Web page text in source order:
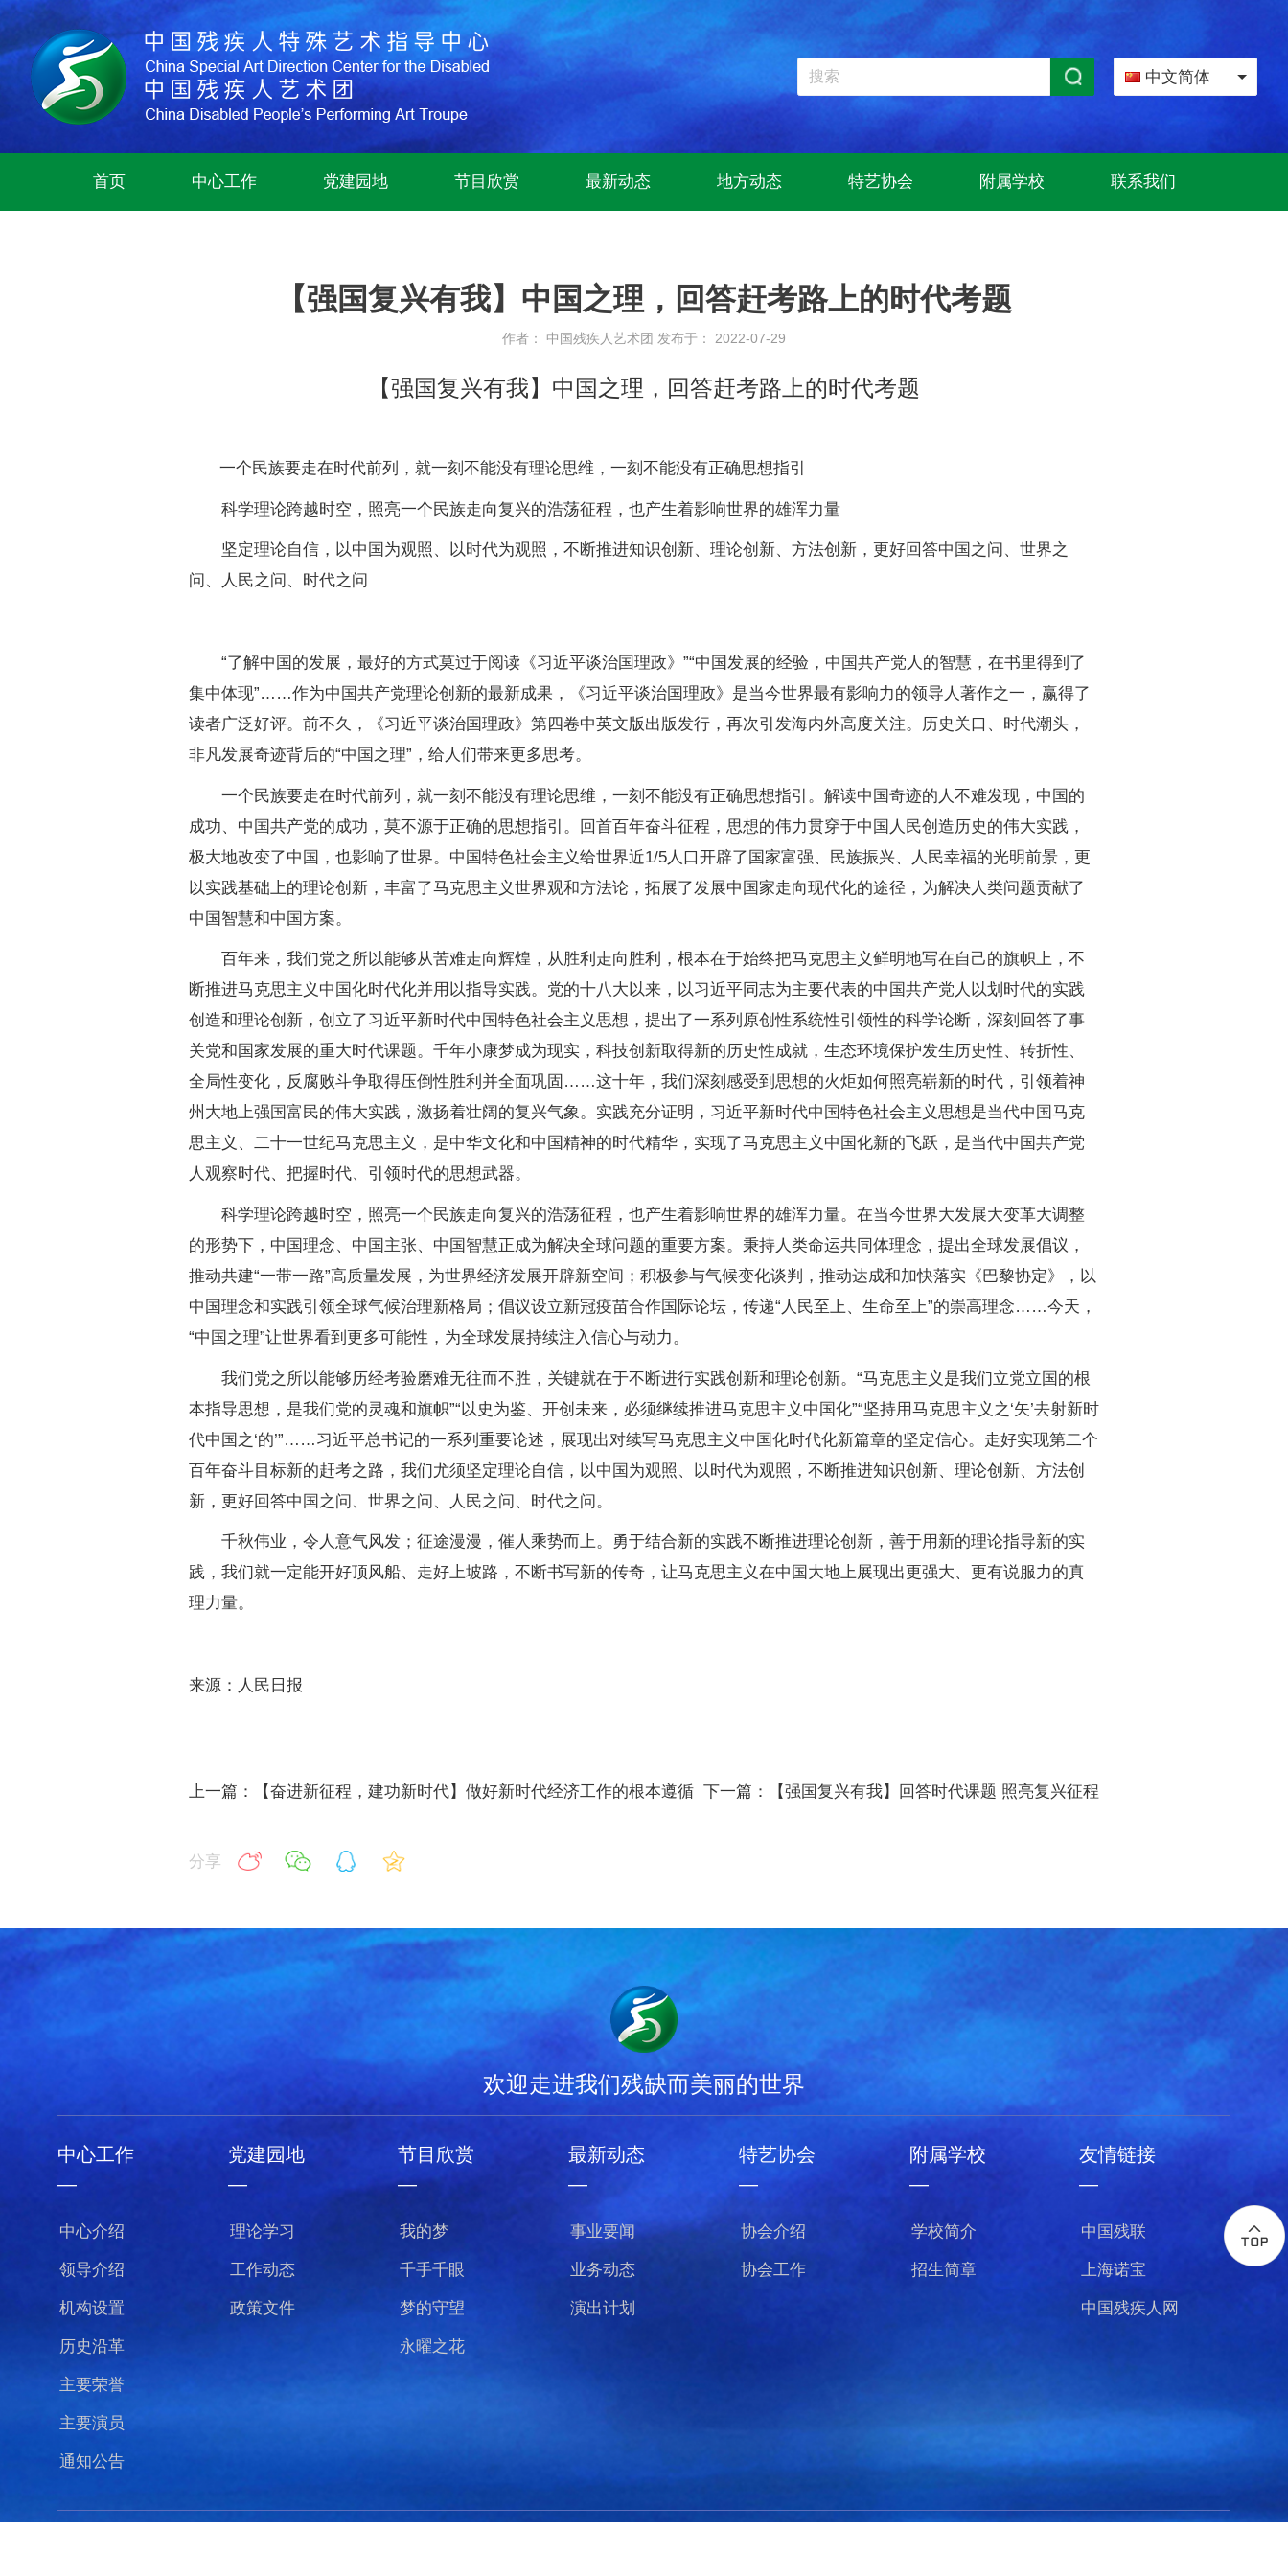
中文简体
首页 中心工作 党建园地 节目欣赏 最新动态 地方动态 特艺协会 附属学校 联系我们
【强国复兴有我】中国之理，回答赶考路上的时代考题
作者： 中国残疾人艺术团 发布于： 2022-07-29
【强国复兴有我】中国之理，回答赶考路上的时代考题
一个民族要走在时代前列，就一刻不能没有理论思维，一刻不能没有正确思想指引
科学理论跨越时空，照亮一个民族走向复兴的浩荡征程，也产生着影响世界的雄浑力量
坚定理论自信，以中国为观照、以时代为观照，不断推进知识创新、理论创新、方法创新，更好回答中国之问、世界之
问、人民之问、时代之问
“了解中国的发展，最好的方式莫过于阅读《习近平谈治国理政》”“中国发展的经验，中国共产党人的智慧，在书里得到了
集中体现”……作为中国共产党理论创新的最新成果，《习近平谈治国理政》是当今世界最有影响力的领导人著作之一，赢得了
读者广泛好评。前不久，《习近平谈治国理政》第四卷中英文版出版发行，再次引发海内外高度关注。历史关口、时代潮头，
非凡发展奇迹背后的“中国之理”，给人们带来更多思考。
一个民族要走在时代前列，就一刻不能没有理论思维，一刻不能没有正确思想指引。解读中国奇迹的人不难发现，中国的
成功、中国共产党的成功，莫不源于正确的思想指引。回首百年奋斗征程，思想的伟力贯穿于中国人民创造历史的伟大实践，
极大地改变了中国，也影响了世界。中国特色社会主义给世界近1/5 人口开辟了国家富强、民族振兴、人民幸福的光明前景，更
以实践基础上的理论创新，丰富了马克思主义世界观和方法论，拓展了发展中国家走向现代化的途径，为解决人类问题贡献了
中国智慧和中国方案。
百年来，我们党之所以能够从苦难走向辉煌，从胜利走向胜利，根本在于始终把马克思主义鲜明地写在自己的旗帜上，不
断推进马克思主义中国化时代化并用以指导实践。党的十八大以来，以习近平同志为主要代表的中国共产党人以划时代的实践
创造和理论创新，创立了习近平新时代中国特色社会主义思想，提出了一系列原创性系统性引领性的科学论断，深刻回答了事
关党和国家发展的重大时代课题。千年小康梦成为现实，科技创新取得新的历史性成就，生态环境保护发生历史性、转折性、
全局性变化，反腐败斗争取得压倒性胜利并全面巩固……这十年，我们深刻感受到思想的火炬如何照亮崭新的时代，引领着神
州大地上强国富民的伟大实践，激扬着壮阔的复兴气象。实践充分证明，习近平新时代中国特色社会主义思想是当代中国马克
思主义、二十一世纪马克思主义，是中华文化和中国精神的时代精华，实现了马克思主义中国化新的飞跃，是当代中国共产党
人观察时代、把握时代、引领时代的思想武器。
科学理论跨越时空，照亮一个民族走向复兴的浩荡征程，也产生着影响世界的雄浑力量。在当今世界大发展大变革大调整
的形势下，中国理念、中国主张、中国智慧正成为解决全球问题的重要方案。秉持人类命运共同体理念，提出全球发展倡议，
推动共建“一带一路”高质量发展，为世界经济发展开辟新空间；积极参与气候变化谈判，推动达成和加快落实《巴黎协定》，以
中国理念和实践引领全球气候治理新格局；倡议设立新冠疫苗合作国际论坛，传递“人民至上、生命至上”的崇高理念……今天，
“中国之理”让世界看到更多可能性，为全球发展持续注入信心与动力。
我们党之所以能够历经考验磨难无往而不胜，关键就在于不断进行实践创新和理论创新。“马克思主义是我们立党立国的根
本指导思想，是我们党的灵魂和旗帜”“以史为鉴、开创未来，必须继续推进马克思主义中国化”“坚持用马克思主义之‘矢’去射新时
代中国之‘的’”……习近平总书记的一系列重要论述，展现出对续写马克思主义中国化时代化新篇章的坚定信心。走好实现第二个
百年奋斗目标新的赶考之路，我们尤须坚定理论自信，以中国为观照、以时代为观照，不断推进知识创新、理论创新、方法创
新，更好回答中国之问、世界之问、人民之问、时代之问。
千秋伟业，令人意气风发；征途漫漫，催人乘势而上。勇于结合新的实践不断推进理论创新，善于用新的理论指导新的实
践，我们就一定能开好顶风船、走好上坡路，不断书写新的传奇，让马克思主义在中国大地上展现出更强大、更有说服力的真
理力量。
来源：人民日报
上一篇：【奋进新征程，建功新时代】做好新时代经济工作的根本遵循 下一篇：【强国复兴有我】回答时代课题 照亮复兴征程
分享
欢迎走进我们残缺而美丽的世界
中心工作
—
中心介绍
领导介绍
机构设置
历史沿革
主要荣誉
主要演员
通知公告
党建园地
—
理论学习
工作动态
政策文件
节目欣赏
—
我的梦
千手千眼
梦的守望
永曜之花
最新动态
—
事业要闻
业务动态
演出计划
特艺协会
—
协会介绍
协会工作
附属学校
—
学校简介
招生简章
友情链接
—
中国残联
上海诺宝
中国残疾人网